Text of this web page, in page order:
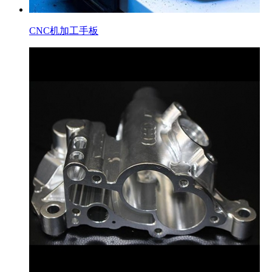
CNC机加工手板